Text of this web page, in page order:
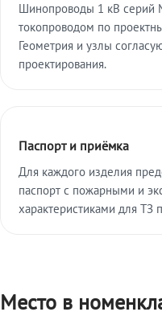
Шинопроводы 1 кВ серий
токопроводом по
Геометрия и узлы
проектирования.
Паспорт и приёмка
Для каждого изделия
паспорт с пожарными и
характеристиками для ТЗ
Место в